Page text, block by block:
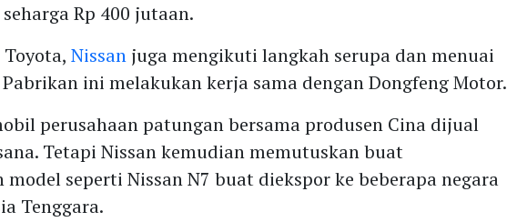
Rp 400 jutaan.
Toyota,Nissan juga mengikuti langkah serupa dan menuai
ini melakukan kerja sama dengan Dongfeng Motor.
perusahaan patungan bersama produsen Cina dijual
Tetapi Nissan kemudian memutuskan buat
model seperti Nissan N7 buat diekspor ke beberapa negara
Tenggara.